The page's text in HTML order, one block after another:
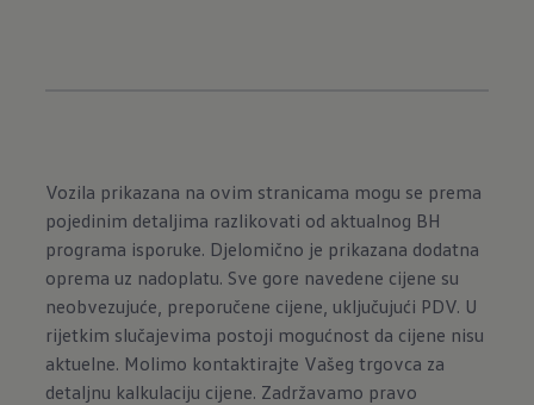
Vozila prikazana na ovim stranicama mogu se prema
pojedinim detaljima razlikovati od aktualnog BH
programa isporuke. Djelomično je prikazana dodatna
oprema uz nadoplatu. Sve gore navedene cijene su
neobvezujuće, preporučene cijene, uključujući PDV. U
rijetkim slučajevima postoji mogućnost da cijene nisu
aktuelne. Molimo kontaktirajte Vašeg trgovca za
detaljnu kalkulaciju cijene. Zadržavamo pravo